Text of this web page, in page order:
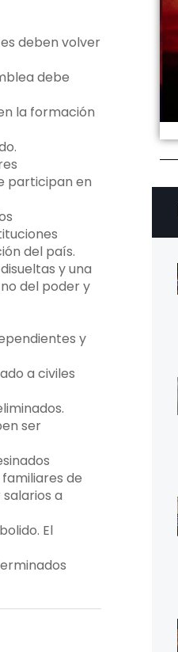
deben volver
debe
la formación
participan en
del país.
y una
del poder y
y
a civiles
ser
de
a
El